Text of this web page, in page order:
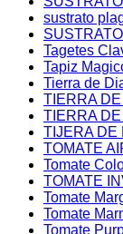
sustrato
Tagetes
Tapiz
Tierra de
TIERRA
TIERRA
TIJERA DE
TOMATE
Tomate
TOMATE
Tomate
Tomate
Tomate